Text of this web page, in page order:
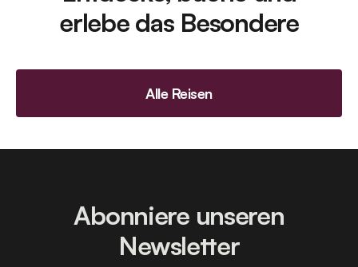
erlebe das Besondere
Alle Reisen
Abonniere unseren
Newsletter